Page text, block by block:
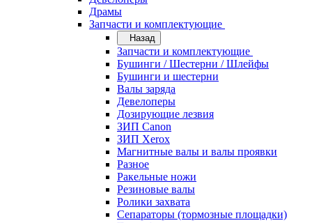
Драмы
Запчасти и комплектующие
Назад
Запчасти и комплектующие
Бушинги / Шестерни / Шлейфы
Бушинги и шестерни
Валы заряда
Девелоперы
Дозирующие лезвия
ЗИП Canon
ЗИП Xerox
Магнитные валы и валы проявки
Разное
Ракельные ножи
Резиновые валы
Ролики захвата
Сепараторы (тормозные площадки)